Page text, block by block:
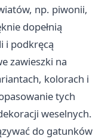
np. piwonii,
dopełnią
i podkręcą
zawieszki na
kolorach i
tych
weselnych.
do gatunków